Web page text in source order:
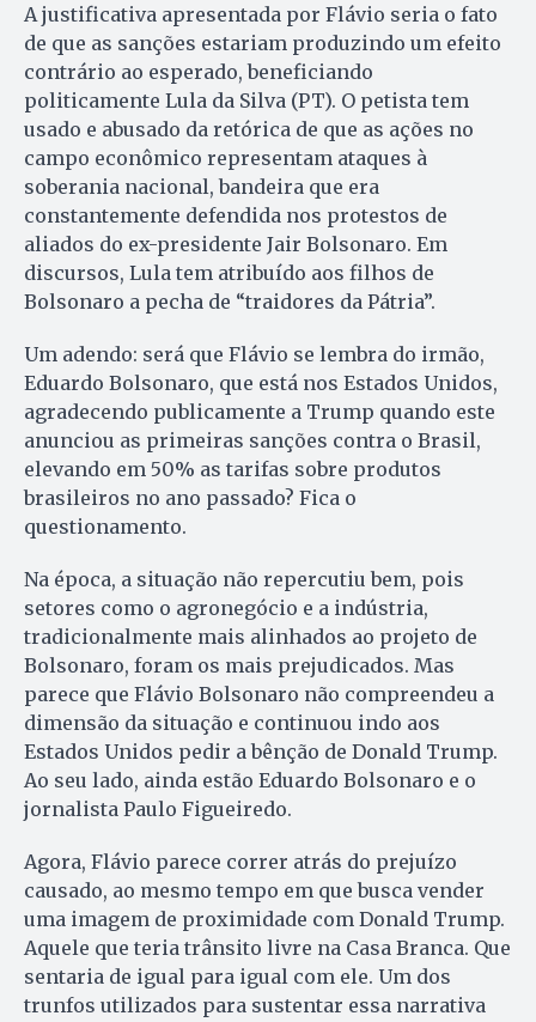
A justificativa apresentada por Flávio seria o fato
de que as sanções estariam produzindo um efeito
contrário ao esperado, beneficiando
politicamente Lula da Silva (PT). O petista tem
usado e abusado da retórica de que as ações no
campo econômico representam ataques à
soberania nacional, bandeira que era
constantemente defendida nos protestos de
aliados do ex-presidente Jair Bolsonaro. Em
discursos, Lula tem atribuído aos filhos de
Bolsonaro a pecha de “traidores da Pátria”.
Um adendo: será que Flávio se lembra do irmão,
Eduardo Bolsonaro, que está nos Estados Unidos,
agradecendo publicamente a Trump quando este
anunciou as primeiras sanções contra o Brasil,
elevando em 50% as tarifas sobre produtos
brasileiros no ano passado? Fica o
questionamento.
Na época, a situação não repercutiu bem, pois
setores como o agronegócio e a indústria,
tradicionalmente mais alinhados ao projeto de
Bolsonaro, foram os mais prejudicados. Mas
parece que Flávio Bolsonaro não compreendeu a
dimensão da situação e continuou indo aos
Estados Unidos pedir a bênção de Donald Trump.
Ao seu lado, ainda estão Eduardo Bolsonaro e o
jornalista Paulo Figueiredo.
Agora, Flávio parece correr atrás do prejuízo
causado, ao mesmo tempo em que busca vender
uma imagem de proximidade com Donald Trump.
Aquele que teria trânsito livre na Casa Branca. Que
sentaria de igual para igual com ele. Um dos
trunfos utilizados para sustentar essa narrativa